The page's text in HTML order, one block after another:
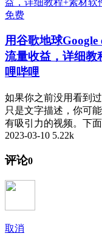
免费
用谷歌地球
流量收益，详细教
哩哔哩
如果你之前没用看到
只是文字描述，你可
有吸引力的视频。下
2023-03-10 5.22k
评论0
取消